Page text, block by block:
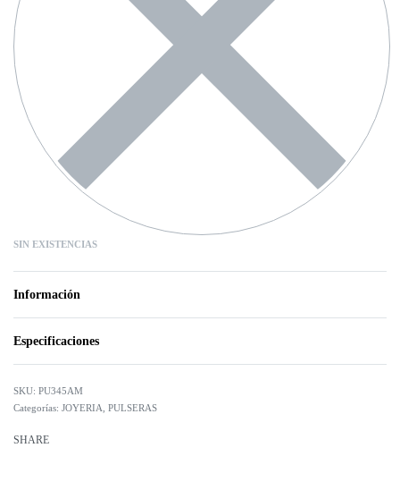
SIN EXISTENCIAS
Información
Especificaciones
PU345AM
Categorías: JOYERIA PULSERAS
SHARE